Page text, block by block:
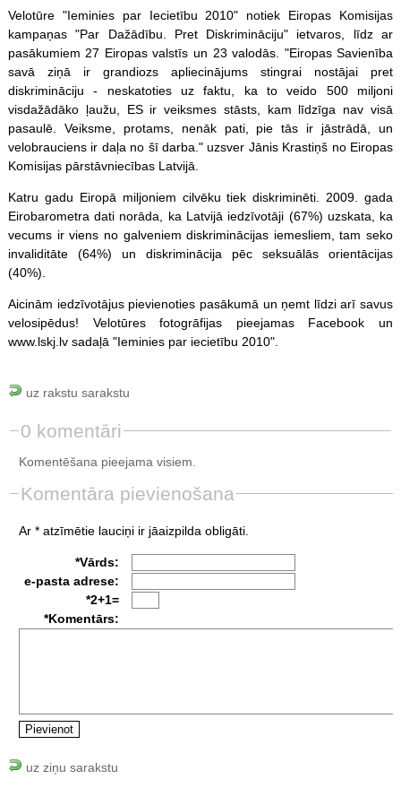
Velotūre "Ieminies par Iecietību 2010" notiek Eiropas Komisijas
kampaņas "Par Dažādību. Pret Diskrimināciju" ietvaros, līdz ar
pasākumiem 27 Eiropas valstīs un 23 valodās. "Eiropas Savienība
savā ziņā ir grandiozs apliecinājums stingrai nostājai pret
diskrimināciju - neskatoties uz faktu, ka to veido 500 miljoni
visdažādāko ļaužu, ES ir veiksmes stāsts, kam līdzīga nav visā
pasaulē. Veiksme, protams, nenāk pati, pie tās ir jāstrādā, un
velobrauciens ir daļa no šī darba." uzsver Jānis Krastiņš no Eiropas
Komisijas pārstāvniecības Latvijā.
Katru gadu Eiropā miljoniem cilvēku tiek diskriminēti. 2009. gada
Eirobarometra dati norāda, ka Latvijā iedzīvotāji (67%) uzskata, ka
vecums ir viens no galveniem diskriminācijas iemesliem, tam seko
invaliditāte (64%) un diskriminācija pēc seksuālās orientācijas
(40%).
Aicinām iedzīvotājus pievienoties pasākumā un ņemt līdzi arī savus
velosipēdus! Velotūres fotogrāfijas pieejamas Facebook un
www.lskj.lv sadaļā "Ieminies par iecietību 2010".
uz rakstu sarakstu
0 komentāri
Komentēšana pieejama visiem.
Komentāra pievienošana
Ar * atzīmētie lauciņi ir jāaizpilda obligāti.
*Vārds:
e-pasta adrese:
*2+1=
*Komentārs:
uz ziņu sarakstu